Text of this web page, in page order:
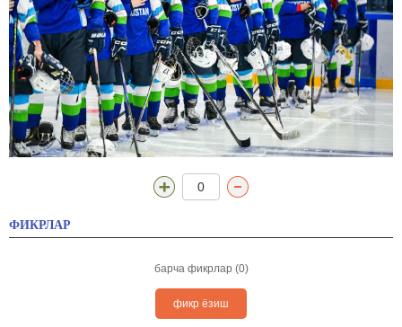
0
ФИКРЛАР
барча фикрлар (0)
фикр ёзиш